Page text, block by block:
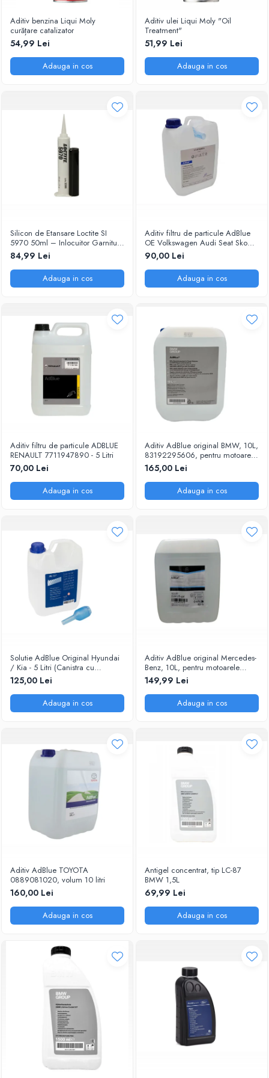
Aditiv benzina Liqui Moly
curățare catalizator
54,99 Lei
Adauga in cos
Aditiv ulei Liqui Moly "Oil
Treatment"
51,99 Lei
Adauga in cos
Silicon de Etansare Loctite SI
5970 50ml – Inlocuitor Garnituri
Flanse, Rezistent -50°C / +200°C,
Uscare 25 Minute, Metal si Plastic
84,99 Lei
Adauga in cos
Aditiv filtru de particule AdBlue
OE Volkswagen Audi Seat Skoda
5L
90,00 Lei
Adauga in cos
Aditiv filtru de particule ADBLUE
RENAULT 7711947890 - 5 Litri
70,00 Lei
Adauga in cos
Aditiv AdBlue original BMW, 10L,
83192295606, pentru motoarele
diesel Euro 6
165,00 Lei
Adauga in cos
Solutie AdBlue Original Hyundai
/ Kia - 5 Litri (Canistra cu
Picurator)
125,00 Lei
Adauga in cos
Aditiv AdBlue original Mercedes-
Benz, 10L, pentru motoarele
diesel Euro 6
149,99 Lei
Adauga in cos
Aditiv AdBlue TOYOTA
0889081020, volum 10 litri
160,00 Lei
Adauga in cos
Antigel concentrat, tip LC-87
BMW 1,5L
69,99 Lei
Adauga in cos